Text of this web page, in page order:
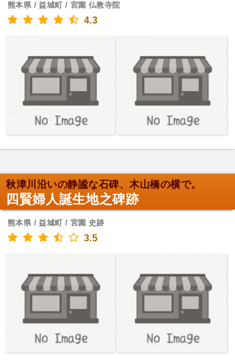
熊本県 / 益城町 / 宮園 仏教寺院
4.3
秋津川沿いの静謐な石碑、木山橋の横で。
四賢婦人誕生地之碑跡
熊本県 / 益城町 / 宮園 史跡
3.5